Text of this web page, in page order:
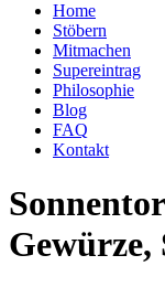
eco·so·lo
Home
Stöbern
Mitmachen
Supereintrag
Philosophie
Blog
FAQ
Kontakt